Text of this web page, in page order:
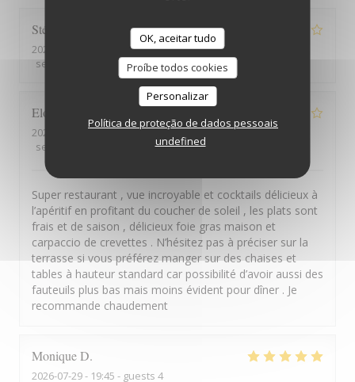
OK, aceitar tudo
Proíbe todos cookies
Personalizar
Política de proteção de dados pessoais
undefined
Stéphanie
2026-07-29
- 20:15 - guests 6
service
ambience: 4/5 menu: 4/5 quality_price
Elodie
2026-07-29
- 20:00 - guests 4
service
4/5 menu:5
Super restaurant , vue incroyable et cocktails délicieux à
l’apéritif en profitant du coucher de soleil , les plats sont
frais et de saison , délicieux foie gras maison et
carpaccio de crevettes . N’hésitez pas à préciser sur la
terrasse si vous préférez manger sur des chaises et
tables à hauteur standard car possibilité d’avoir aussi des
fauteuils plus bas mais moins évident pour dîner . Je
recommande chaudement
MoniqueD
2026-07-29- 19:45 - guests 4